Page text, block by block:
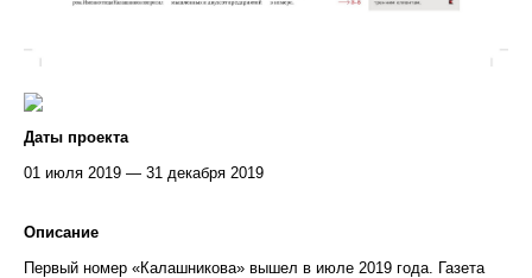
Даты проекта
01 июля 2019 — 31 декабря 2019
Описание
Первый номер «Калашникова» вышел в июле 2019 года. Газета